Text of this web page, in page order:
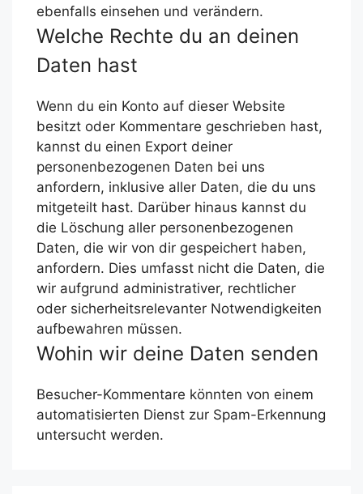
ebenfalls einsehen und verändern.
Welche Rechte du an deinen
Daten hast
Wenn du ein Konto auf dieser Website
besitzt oder Kommentare geschrieben hast,
kannst du einen Export deiner
personenbezogenen Daten bei uns
anfordern, inklusive aller Daten, die du uns
mitgeteilt hast. Darüber hinaus kannst du
die Löschung aller personenbezogenen
Daten, die wir von dir gespeichert haben,
anfordern. Dies umfasst nicht die Daten, die
wir aufgrund administrativer, rechtlicher
oder sicherheitsrelevanter Notwendigkeiten
aufbewahren müssen.
Wohin wir deine Daten senden
Besucher-Kommentare könnten von einem
automatisierten Dienst zur Spam-Erkennung
untersucht werden.